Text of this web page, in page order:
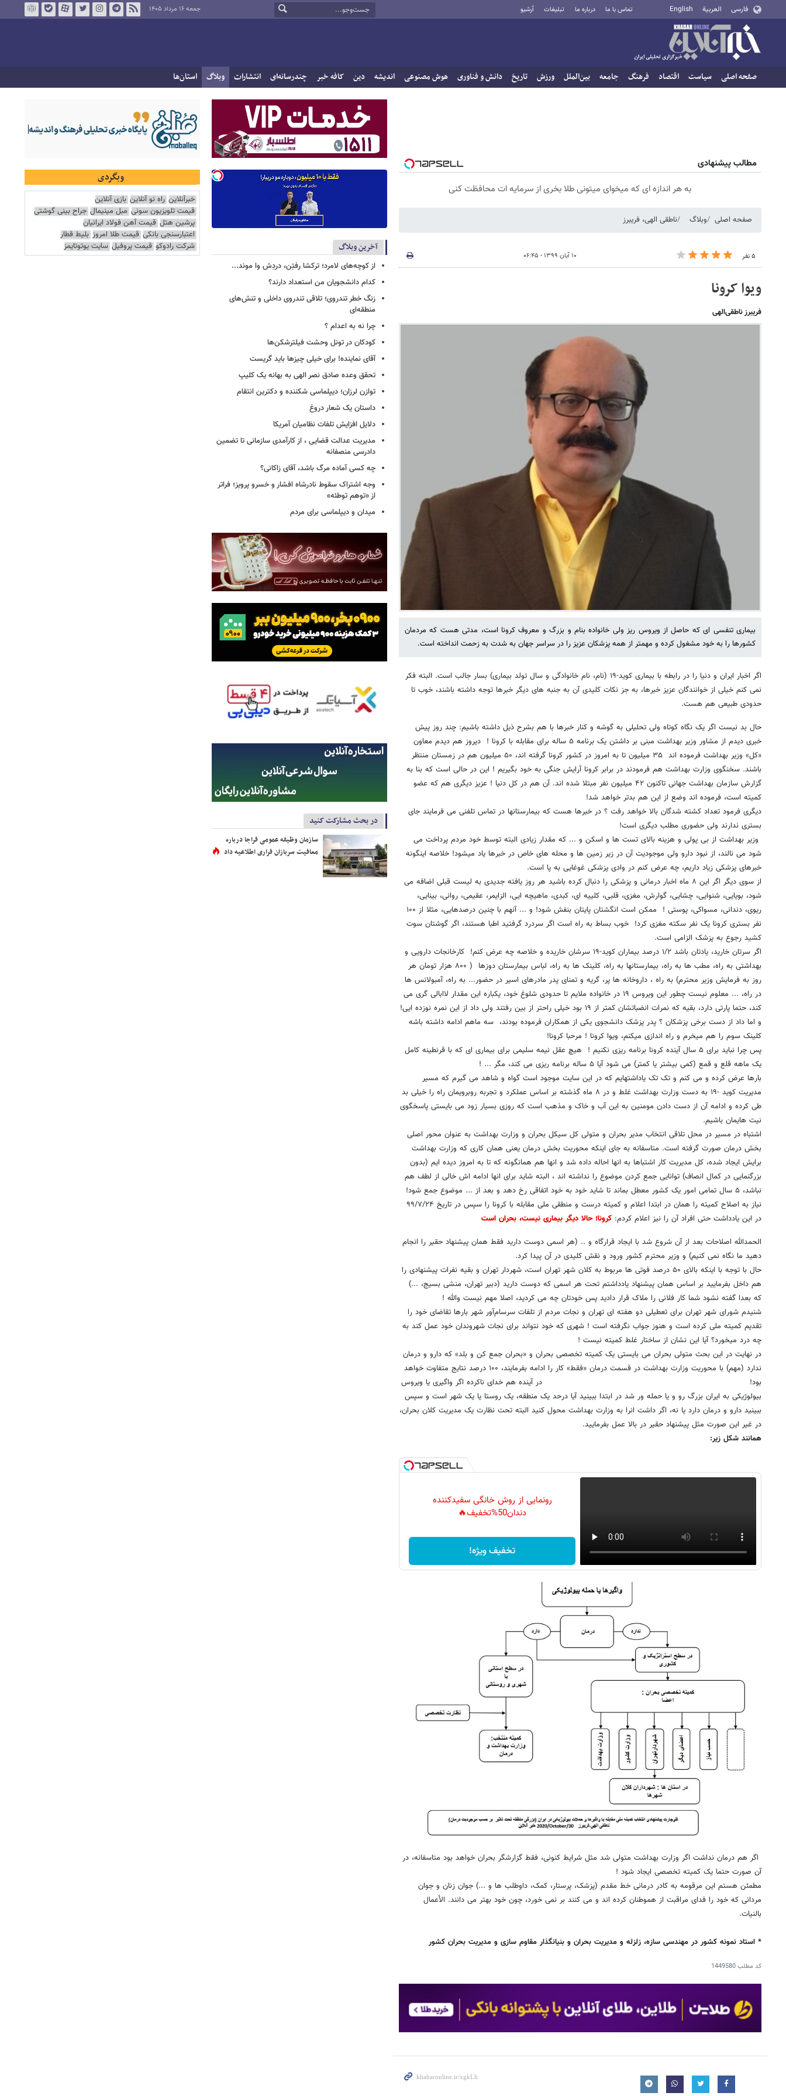
فارسی العربية English تماس با ما درباره ما تبلیغات آرشیو جمعه ۱۶ مرداد ۱۴۰۵
صفحه اصلی سیاست اقتصاد فرهنگ جامعه بین‌الملل ورزش تاریخ دانش و فناوری هوش مصنوعی اندیشه دین کافه خبر چندرسانه‌ای انتشارات وبلاگ استان‌ها
مطالب پیشنهادی
به هر اندازه ای که میخوای میتونی طلا بخری از سرمایه ات محافظت کنی
صفحه اصلی وبلاگ ناطقی الهی، فریبرز
۵ نفر ۱۰ آبان ۱۳۹۹ - ۰۶:۴۵
ویوا کرونا
فریبرز ناطقی‌الهی
بیماری تنفسی ای که حاصل از ویروس ریز ولی خانواده بنام و بزرگ و معروف کرونا است، مدتی هست که مردمان
کشورها را به خود مشغول کرده و مهمتر از همه پزشکان عزیز را در سراسر جهان به شدت به زحمت انداخته است.
اگر اخبار ایران و دنیا را در رابطه با بیماری کوید-۱۹ (نام، نام خانوادگی و سال تولد بیماری) بسار جالب است. البته فکر
نمی کنم خیلی از خوانندگان عزیز خبرها، به جز نکات کلیدی آن به جنبه های دیگر خبرها توجه داشته باشند، خوب تا
حدودی طبیعی هم هست.
حال بد نیست اگر یک نگاه کوتاه ولی تحلیلی به گوشه و کنار خبرها با هم بشرح ذیل داشته باشیم: چند روز پیش
خبری دیدم از مشاور وزیر بهداشت مبنی بر داشتن یک برنامه ۵ ساله برای مقابله با کرونا ! دیروز هم دیدم معاون
«کل» وزیر بهداشت فرموده اند ۳۵ میلیون تا به امروز در کشور کرونا گرفته اند، ۵۰ میلیون هم در زمستان منتظر
باشند. سخنگوی وزارت بهداشت هم فرمودند در برابر کرونا آرایش جنگی به خود بگیریم ! این در حالی است که بنا به
گزارش سازمان بهداشت جهانی تاکنون ۴۲ میلیون نفر مبتلا شده اند. آن هم در کل دنیا ! عزیز دیگری هم که عضو
کمیته است، فرموده اند وضع از این هم بدتر خواهد شد!
دیگری فرمود تعداد کشته شدگان بالا خواهد رفت ؟ در خبرها هست که بیمارستانها در تماس تلفنی می فرمایند جای
بستری ندارند ولی حضوری مطلب دیگری است!
وزیر بهداشت از بی پولی و هزینه بالای تست ها و اسکن و ... که مقدار زیادی البته توسط خود مردم پرداخت می
شود می نالند، از نبود دارو ولی موجودیت آن در زیر زمین ها و محله های خاص در خبرها یاد میشود! خلاصه اینگونه
خبرهای پزشکی زیاد داریم، چه عرض کنم در وادی پزشکی غوغایی به پا است.
از سوی دیگر اگر این ۸ ماه اخبار درمانی و پزشکی را دنبال کرده باشید هر روز یافته جدیدی به لیست قبلی اضافه می
شود، بویایی، شنوایی، چشایی، گوارش، مغزی، قلبی، کلییه ای، کبدی، ماهیچه ایی، الزایمر، عقیمی، روانی، بینایی،
ریوی، دندانی، مسواکی، پوستی ! ممکن است انگشتان پایتان بنفش شود! و ... آنهم با چنین درصدهایی، مثلا از ۱۰۰
نفر بستری کرونا یک نفر سکته مغزی کرد! خوب بساط به راه است اگر سردرد گرفتید اطبا هستند، اگر گوشتان سوت
کشید رجوع به پزشک الزامی است.
اگر سرتان خارید، یادتان باشد ۱/۲ درصد بیماران کوید-۱۹ سرشان خاریده و خلاصه چه عرض کنم! کارخانجات دارویی و
بهداشتی به راه، مطب ها به راه، بیمارستانها به راه، کلینک ها به راه، لباس بیمارستان دوزها ( ۸۰۰ هزار تومان هر
روز به فرمایش وزیر محترم) به راه ، داروخانه ها پر، گریه و تمنای پدر مادرهای اسیر در حضور... به راه، آمبولانس ها
در راه، ... معلوم نیست چطور این ویروس ۱۹ در خانواده ملایم تا حدودی شلوغ خود، یکباره این مقدار لاابالی گری می
کند، حتما پارتی دارد، بقیه که نمرات انضباتشان کمتر از ۱۹ بود خیلی راحتر از بین رفتند ولی داد از این نمره نوزده ایی!
و اما داد از دست برخی پزشکان ؟ پدر پزشک دانشجوی یکی از همکاران فرموده بودند، سه ماهم ادامه داشته باشه
کلینک سوم را هم میخرم و راه اندازی میکنم، ویوا کرونا ! مرحبا کرونا!
پس چرا نباید برای ۵ سال آینده کرونا برنامه ریزی نکنیم ! هیچ عقل نیمه سلیمی برای بیماری ای که با قرنطینه کامل
یک ماهه قلع و قمع (کمی بیشتر یا کمتر) می شود آیا ۵ ساله برنامه ریزی می کند، مگر ... !
بارها عرض کرده و می کنم و تک تک یاداشتهایم که در این سایت موجود است گواه و شاهد می گیرم که مسیر
مدیریت کوید -۱۹ به دست وزارت بهداشت غلط و در ۸ ماه گذشته بر اساس عملکرد و تجربه روبرویمان راه را خیلی بد
طی کرده و ادامه آن از دست دادن مومنین به این آب و خاک و مذهب است که روزی بسیار زود می بایستی پاسخگوی
نیت هایمان باشیم.
اشتباه در مسیر در محل تلاقی انتخاب مدیر بحران و متولی کل سیکل بحران و وزارت بهداشت به عنوان محور اصلی
بخش درمان صورت گرفته است. متاسفانه به جای اینکه محوریت بخش درمان یعنی همان کاری که وزارت بهداشت
برایش ایجاد شده، کل مدیریت کار اشتباها به انها احاله داده شد و انها هم همانگونه که تا به امروز دیده ایم (بدون
بزرگنمایی در کمال انصاف) توانایی جمع کردن موضوع را نداشته اند ، البته شاید برای انها ادامه اش خالی از لطف هم
نباشد، ۵ سال تمامی امور یک کشور معطل بماند تا شاید خود به خود اتفاقی رخ دهد و بعد از ... موضوع جمع شود!
نیاز به اصلاح کمیته را همان در ابتدا اعلام و کمیته درست و منطقی ملی مقابله با کرونا را سپس در تاریخ ۹۹/۷/۲۴
در این یادداشت حتی افراد آن را نیز اعلام کردم: کرونا؛ حالا دیگر بیماری نیست، بحران است
الحمدالله اصلاحات بعد از آن شروع شد با ایجاد قرارگاه و .. (هر اسمی دوست دارید فقط همان پیشنهاد حقیر را انجام
دهید ما نگاه نمی کنیم) و وزیر محترم کشور ورود و نقش کلیدی در آن پیدا کرد.
حال با توجه با اینکه بالای ۵۰ درصد فوتی ها مربوط به کلان شهر تهران است، شهردار تهران و بقیه نفرات پیشنهادی را
هم داخل بفرمایید بر اساس همان پیشنهاد یادداشتم تحت هر اسمی که دوست دارید (دبیر تهران، منشی بسیج، ...)
که بعدا گفته نشود شما کار فلانی را ملاک قرار دادید پس خودتان چه می کردید، اصلا مهم نیست والله !
شنیدم شورای شهر تهران برای تعطیلی دو هفته ای تهران و نجات مردم از تلفات سرسام‌آور شهر بارها تقاضای خود را
تقدیم کمیته ملی کرده است و هنوز جواب نگرفته است ! شهری که خود نتواند برای نجات شهروندان خود عمل کند به
چه درد میخورد؟ آیا این نشان از ساختار غلط کمیته نیست !
در نهایت در این بحث متولی بحران می بایستی یک کمیته تخصصی بحران و «بحران جمع کن و بلد» که دارو و درمان
ندارد (مهم) با محوریت وزارت بهداشت در قسمت درمان «فقط» کار را ادامه بفرمایند، ۱۰۰ درصد نتایج متفاوت خواهد
بود! در آینده هم خدای ناکرده اگر واگیری یا ویروس
بیولوژیکی به ایران بزرگ رو و یا حمله ور شد در ابتدا ببینید آیا درحد یک منطقه، یک روستا یا یک شهر است و سپس
ببینید دارو و درمان دارد یا نه، اگر داشت انرا به وزارت بهداشت محول کنید البته تحت نظارت یک مدیریت کلان بحران،
در غیر این صورت مثل پیشنهاد حقیر در بالا عمل بفرمایید.
همانند شکل زیر:
رونمایی از روش خانگی سفیدکننده
دندان50%تخفیف🔥
تخفیف ویژه!
اگر هم درمان نداشت اگر وزارت بهداشت متولی شد مثل شرایط کنونی، فقط گزارشگر بحران خواهد بود متاسفانه، در
آن صورت حتما یک کمیته تخصصی ایجاد شود !
مطمئن هستم این مرقومه به کادر درمانی خط مقدم (پزشک، پرستار، کمک، داوطلب ها و ...) جوان زنان و جوان
مردانی که خود را فدای مراقبت از هموطنان کرده اند و می کنند بر نمی خورد، چون خود بهتر می دانند. الأعمال‌
بالنیات.
* استاد نمونه کشور در مهندسی سازه، زلزله و مدیریت بحران و بنیانگذار مقاوم سازی و مدیریت بحران کشور
کد مطلب1449580
آخرین وبلاگ
از کوچه‌های لامرد؛ ترکشا رفتِن، دردِش وا موند...
کدام دانشجویان من استعداد دارند؟
زنگ خطر تندروی؛ تلاقی تندروی داخلی و تنش‌های
منطقه‌ای
چرا نه به اعدام ؟
کودکان در تونل وحشت فیلترشکن‌ها
آقای نماینده! برای خیلی چیزها باید گریست
تحقق وعده صادق نصر الهی به بهانه یک کلیپ
توازن لرزان؛ دیپلماسی شکننده و دکترین انتقام
داستان یک شعار دروغ
دلایل افزایش تلفات نظامیان آمریکا
مدیریت عدالت قضایی ، از کارآمدی سازمانی تا تضمین
دادرسی منصفانه
چه کسی آماده مرگ باشد، آقای زاکانی؟
وجه اشتراک سقوط نادرشاه افشار و خسرو پرویز؛ فراتر
از «توهم توطئه»
میدان و دیپلماسی برای مردم
در بحث مشارکت کنید
سازمان وظیفه عمومی فراجا درباره
معافیت سربازان فراری اطلاعیه داد
وبگردی
خبرآنلاین راه نو آنلاین بازی آنلاین
قیمت تلویزیون سونی مبل مینیمال جراح بینی گوشتی
پرشین هتل قیمت آهن فولاد ایرانیان
اعتبارسنجی بانکی قیمت طلا امروز بلیط قطار
شرکت رادوکو قیمت پروفیل سایت یوتوتایمز